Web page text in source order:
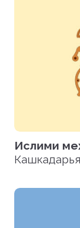
Ислими